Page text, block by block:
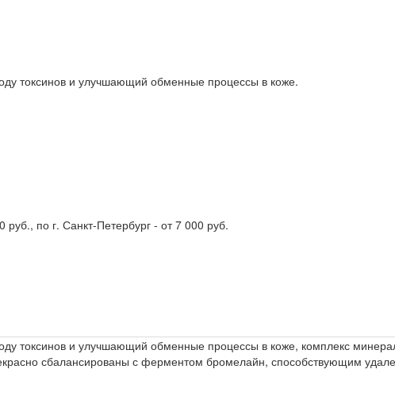
токсинов и улучшающий обменные процессы в коже.
руб., по г. Санкт-Петербург - от 7 000 руб.
токсинов и улучшающий обменные процессы в коже, комплекс
сбалансированы с ферментом бромелайн, способствующим